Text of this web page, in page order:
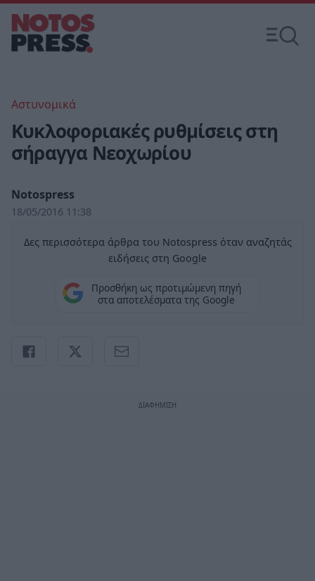
Αστυνομικά
Κυκλοφοριακές ρυθμίσεις στη
σήραγγα Νεοχωρίου
Notospress
18/05/2016 11:38
Δες περισσότερα άρθρα του Notospress όταν αναζητάς
ειδήσεις στη Google
Προσθήκη ως προτιμώμενη πηγή
στα αποτελέσματα της Google